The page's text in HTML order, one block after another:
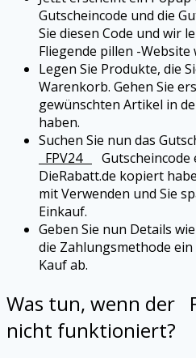
Gutscheincode und die
Sie diesen Code und wir
Fliegende pillen -Website
Legen Sie Produkte, die
Warenkorb. Gehen Sie
gewünschten Artikel in
haben.
Suchen Sie nun das
FPV24
Gutscheincode
DieRabatt.de kopiert
mit Verwenden und Sie
Einkauf.
Geben Sie nun Details
die Zahlungsmethode
Kauf ab.
Was tun, wenn der
nicht funktioniert?